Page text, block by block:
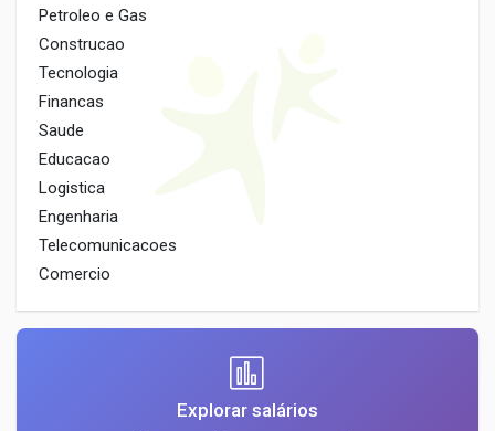
Petroleo e Gas
Construcao
Tecnologia
Financas
Saude
Educacao
Logistica
Engenharia
Telecomunicacoes
Comercio
Explorar salários